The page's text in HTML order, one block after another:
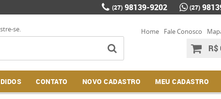
(27) 98139-9202 (27)
se. Home Fale Conosco
R$
CONTATO NOVO CADASTRO MEU CADASTRO